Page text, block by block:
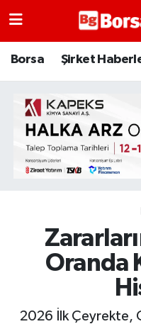
Borsa Şirket
Oranda
2026 İlk Çeyrekte,
Borsa
Emtia
Galeri
Bitcoin
Şirket Haberleri
Borsa Gundem